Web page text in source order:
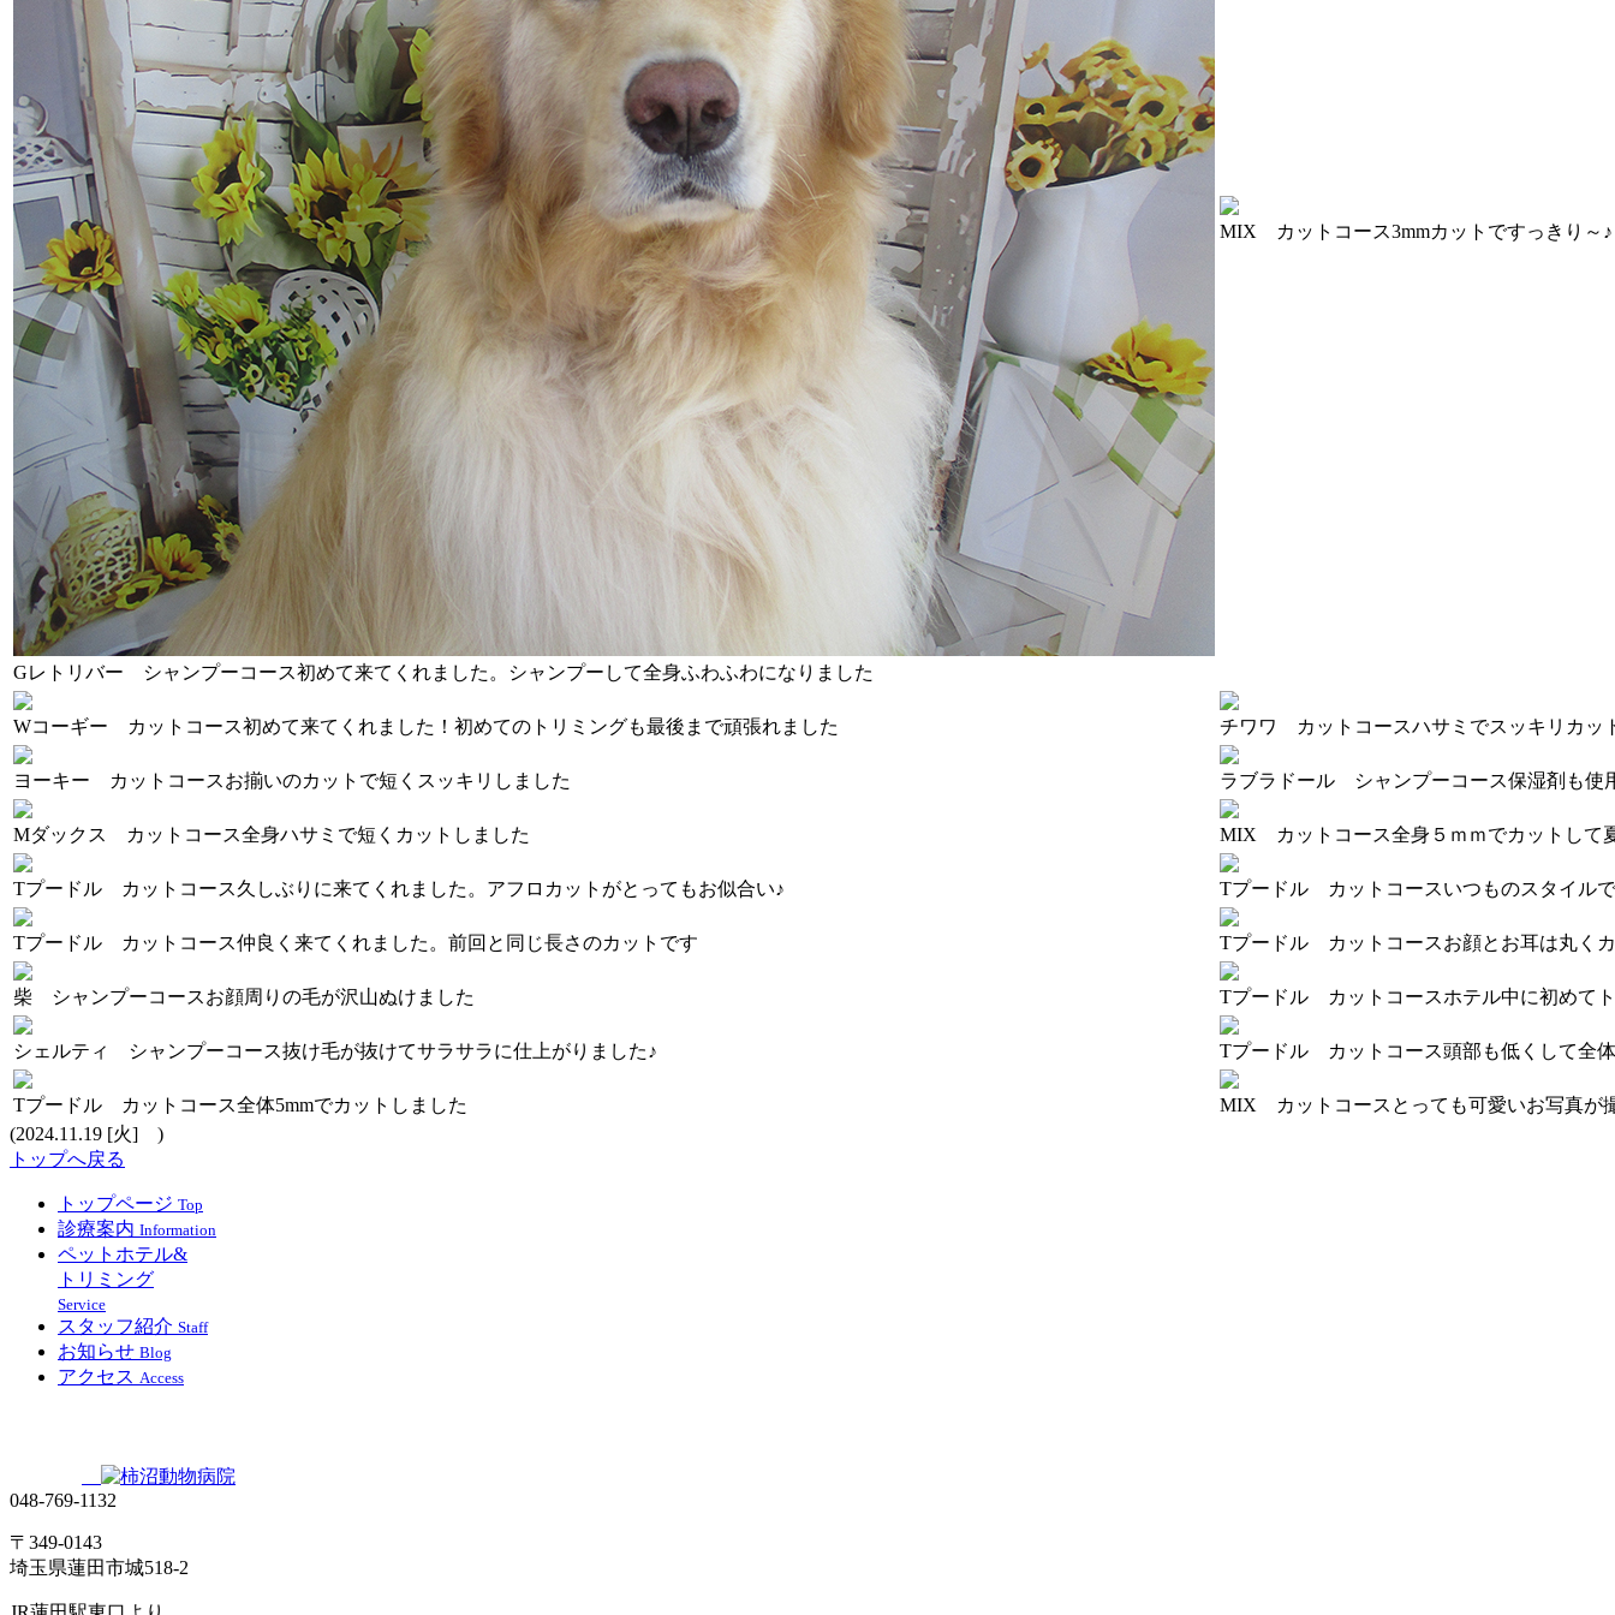
Gレトリバー シャンプーコース初めて来てくれました。シャンプーして全身ふわふわになりました
MIX カットコース3mmカットですっきり～♪
Wコーギー カットコース初めて来てくれました！初めてのトリミングも最後まで頑張れました チワワ カットコースハサミでスッキリカッ
ヨーキー カットコースお揃いのカットで短くスッキリしました ラブラドール シャンプーコース保湿剤も
Mダックス カットコース全身ハサミで短くカットしました MIX カットコース全身５ｍｍでカットして
Tプードル カットコース久しぶりに来てくれました。アフロカットがとってもお似合い♪ Tプードル カットコースいつものスタイル
Tプードル カットコース仲良く来てくれました。前回と同じ長さのカットです Tプードル カットコースお顔とお耳は丸く
柴 シャンプーコースお顔周りの毛が沢山ぬけました Tプードル カットコースホテル中に初めて
シェルティ シャンプーコース抜け毛が抜けてサラサラに仕上がりました♪ Tプードル カットコース頭部も低くして全
Tプードル カットコース全体5mmでカットしました MIX カットコース とっても可愛いお写真が
(2024.11.19 [火] )
トップへ戻る
トップページ Top
診療案内 Information
ペットホテル&
トリミング
Service
スタッフ紹介 Staff
お知らせ Blog
アクセス Access
048-769-1132
〒349-0143
埼玉県蓮田市城518-2